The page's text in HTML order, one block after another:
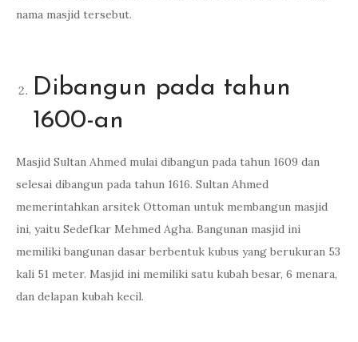
nama masjid tersebut.
Dibangun pada tahun
1600-an
Masjid Sultan Ahmed mulai dibangun pada tahun 1609 dan
selesai dibangun pada tahun 1616. Sultan Ahmed
memerintahkan arsitek Ottoman untuk membangun masjid
ini, yaitu Sedefkar Mehmed Agha. Bangunan masjid ini
memiliki bangunan dasar berbentuk kubus yang berukuran 53
kali 51 meter. Masjid ini memiliki satu kubah besar, 6 menara,
dan delapan kubah kecil.